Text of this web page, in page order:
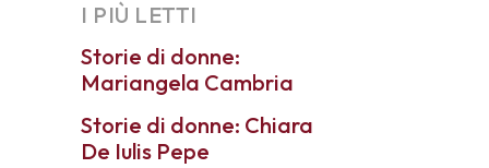
I PIÙ LETTI
Storie di donne:
Mariangela Cambria
Storie di donne: Chiara
De Iulis Pepe